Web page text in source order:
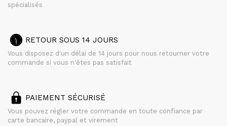
spécialisés
RETOUR SOUS 14 JOURS
Vous disposez d'un délai de 14 jours pour nous retourner votre
commande si vous n'êtes pas satisfait
PAIEMENT SÉCURISÉ
Vous pouvez régler votre commande en toute confiance par
carte bancaire, paypal et virement